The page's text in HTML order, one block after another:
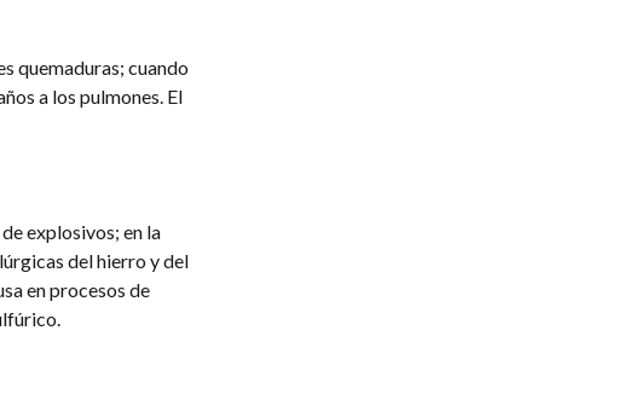
quemaduras; cuando
a los pulmones. El
explosivos; en la
del hierro y del
en procesos de